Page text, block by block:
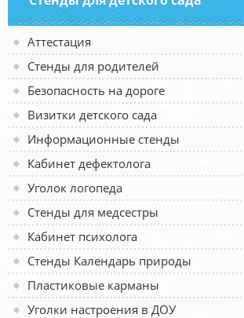
Аттестация
Стенды для родителей
Безопасность на дороге
Визитки детского сада
Информационные стенды
Кабинет дефектолога
Уголок логопеда
Стенды для медсестры
Кабинет психолога
Стенды Календарь природы
Пластиковые карманы
Уголки настроения в ДОУ